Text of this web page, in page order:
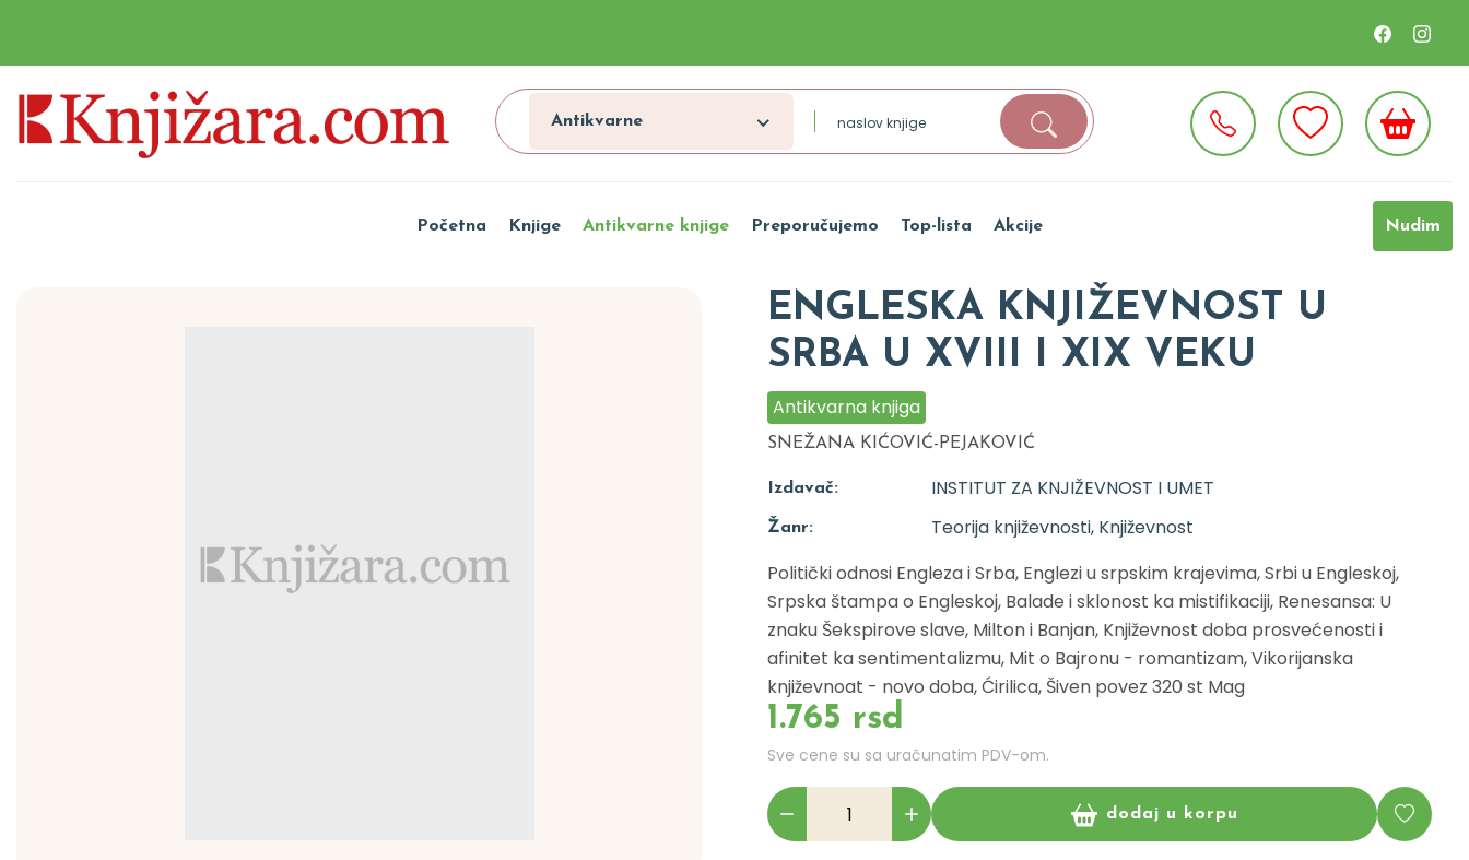
Antikvarne
Početna Knjige Antikvarne knjige Preporučujemo Top-lista Akcije Nudim
ENGLESKA KNJIŽEVNOST U
SRBA U XVIII I XIX VEKU
Antikvarna knjiga
SNEŽANA KIĆOVIĆ-PEJAKOVIĆ
Izdavač: INSTITUT ZA KNJIŽEVNOST I UMET
Žanr:
Teorija književnosti, Književnost
Politički odnosi Engleza i Srba, Englezi u srpskim krajevima, Srbi u Engleskoj,
Srpska štampa o Engleskoj, Balade i sklonost ka mistifikaciji, Renesansa: U
znaku Šekspirove slave, Milton i Banjan, Književnost doba prosvećenosti i
afinitet ka sentimentalizmu, Mit o Bajronu - romantizam, Vikorijanska
književnoat - novo doba, Ćirilica, Šiven povez 320 st Mag
1.765 rsd
Sve cene su sa uračunatim PDV-om.
dodaj u korpu